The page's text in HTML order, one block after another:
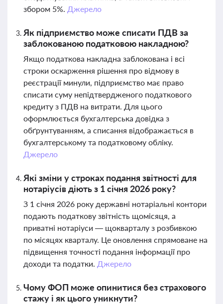
збором 5%. Джерело
Як підприємство може списати ПДВ за
заблокованою податковою накладною?
Якщо податкова накладна заблокована і всі
строки оскарження рішення про відмову в
реєстрації минули, підприємство має право
списати суму непідтвердженого податкового
кредиту з ПДВ на витрати. Для цього
оформлюється бухгалтерська довідка з
обґрунтуванням, а списання відображається в
бухгалтерському та податковому обліку.
Джерело
Які зміни у строках подання звітності для
нотаріусів діють з 1 січня 2026 року?
З 1 січня 2026 року державні нотаріальні контори
подають податкову звітність щомісяця, а
приватні нотаріуси — щокварталу з розбивкою
по місяцях кварталу. Це оновлення спрямоване на
підвищення точності подання інформації про
доходи та податки. Джерело
Чому ФОП може опинитися без страхового
стажу і як цього уникнути?